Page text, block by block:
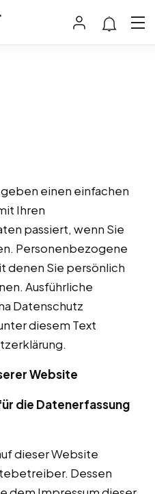
einen einfachen
Ihren
passiert, wenn Sie
Personenbezogene
denen Sie persönlich
Ausführliche
Datenschutz
diesem Text
Website
die Datenerfassung
dieser Website
Dessen